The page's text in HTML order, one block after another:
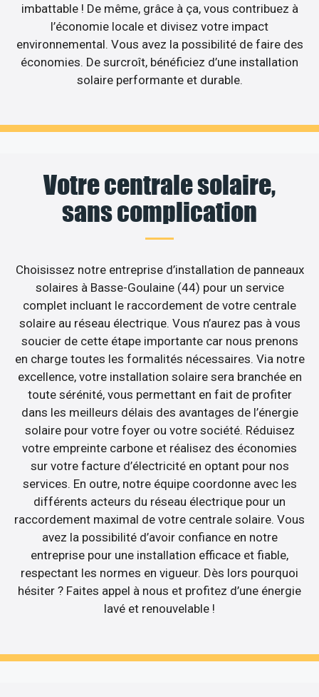
imbattable ! De même, grâce à ça, vous contribuez à
l’économie locale et divisez votre impact
environnemental. Vous avez la possibilité de faire des
économies. De surcroît, bénéficiez d’une installation
solaire performante et durable.
Votre centrale solaire,
sans complication
Choisissez notre entreprise d’installation de panneaux
solaires à Basse-Goulaine (44) pour un service
complet incluant le raccordement de votre centrale
solaire au réseau électrique. Vous n’aurez pas à vous
soucier de cette étape importante car nous prenons
en charge toutes les formalités nécessaires. Via notre
excellence, votre installation solaire sera branchée en
toute sérénité, vous permettant en fait de profiter
dans les meilleurs délais des avantages de l’énergie
solaire pour votre foyer ou votre société. Réduisez
votre empreinte carbone et réalisez des économies
sur votre facture d’électricité en optant pour nos
services. En outre, notre équipe coordonne avec les
différents acteurs du réseau électrique pour un
raccordement maximal de votre centrale solaire. Vous
avez la possibilité d’avoir confiance en notre
entreprise pour une installation efficace et fiable,
respectant les normes en vigueur. Dès lors pourquoi
hésiter ? Faites appel à nous et profitez d’une énergie
lavé et renouvelable !